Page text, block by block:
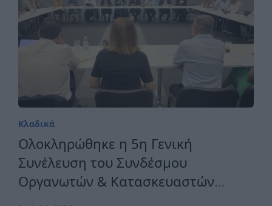
Κλαδικά
Ολοκληρώθηκε η 5η Γενική
Συνέλευση του Συνδέσμου
Οργανωτών & Κατασκευαστών
Εκθέσεων Ελλάδος